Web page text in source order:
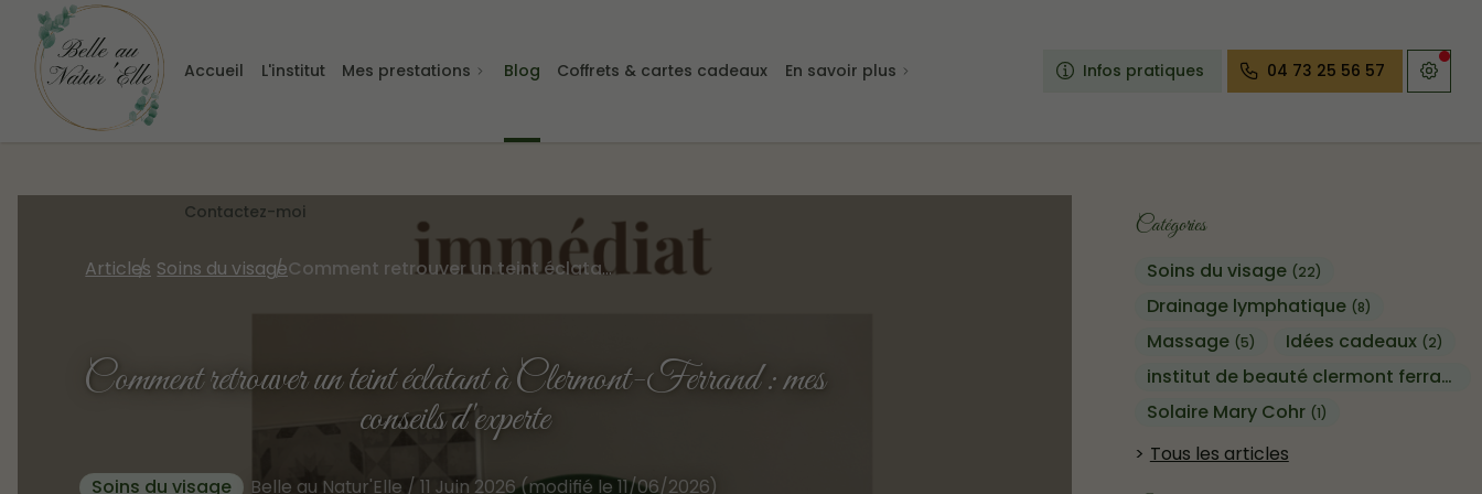
Accueil L'institut Mes prestations Blog Coffrets & cartes cadeaux En savoir plus
Contactez-moi
Infos pratiques 04 73 25 56 57
Catégories
Soins du visage (22)
Drainage lymphatique (8)
Massage (5) Idées cadeaux (2)
institut de beauté clermont ferrand
Solaire Mary Cohr (1)
Tous les articles
Articles Soins du visage Comment retrouver un teint éclatant à Clermont-Ferrand : mes conseils d'experte
Comment retrouver un teint éclatant à Clermont-Ferrand : mes
conseils d'experte
Soins du visage
Belle au Natur'Elle / 11 Juin 2026 (modifié le 11/06/2026)